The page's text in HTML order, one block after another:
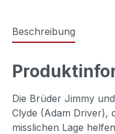
Beschreibung
Die Brüder Jimmy
Clyde (Adam Driver),
misslichen Lage